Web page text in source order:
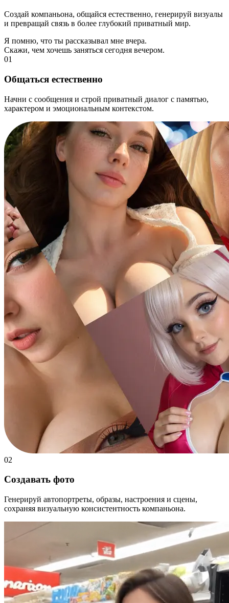
Создай компаньона, общайся естественно, генерируй визуалы
и превращай связь в более глубокий приватный мир.
Я помню, что ты рассказывал мне вчера.
Скажи, чем хочешь заняться сегодня вечером.
01
Общаться естественно
Начни с сообщения и строй приватный диалог с памятью,
характером и эмоциональным контекстом.
02
Создавать фото
Генерируй автопортреты, образы, настроения и сцены,
сохраняя визуальную консистентность компаньона.